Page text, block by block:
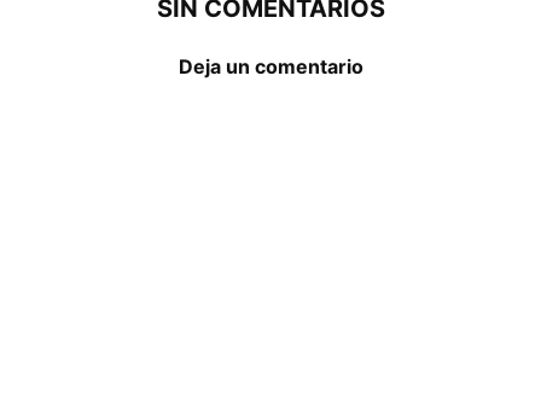
SIN COMENTARIOS
Deja un comentario